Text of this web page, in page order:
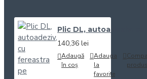
Plic DL, autoadeziv,
140,36 lei
Adaugă
în coș
Adauga
la
favorite